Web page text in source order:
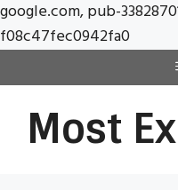
google.com, pub-
f08c47fec0942fa0Skip
Most